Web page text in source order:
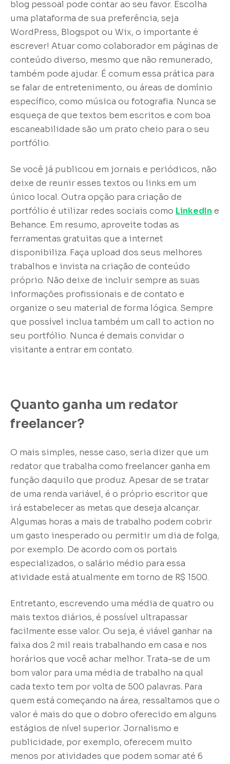
blog pessoal pode contar ao seu favor. Escolha
uma plataforma de sua preferência, seja
WordPress, Blogspot ou Wix, o importante é
escrever! Atuar como colaborador em páginas de
conteúdo diverso, mesmo que não remunerado,
também pode ajudar. É comum essa prática para
se falar de entretenimento, ou áreas de domínio
específico, como música ou fotografia. Nunca se
esqueça de que textos bem escritos e com boa
escaneabilidade são um prato cheio para o seu
portfólio.
Se você já publicou em jornais e periódicos, não
deixe de reunir esses textos ou links em um
único local. Outra opção para criação de
portfólio é utilizar redes sociais como LinkedIn e
Behance. Em resumo, aproveite todas as
ferramentas gratuitas que a internet
disponibiliza. Faça upload dos seus melhores
trabalhos e invista na criação de conteúdo
próprio. Não deixe de incluir sempre as suas
informações profissionais e de contato e
organize o seu material de forma lógica. Sempre
que possível inclua também um call to action no
seu portfólio. Nunca é demais convidar o
visitante a entrar em contato.
Quanto ganha um redator
freelancer?
O mais simples, nesse caso, seria dizer que um
redator que trabalha como freelancer ganha em
função daquilo que produz. Apesar de se tratar
de uma renda variável, é o próprio escritor que
irá estabelecer as metas que deseja alcançar.
Algumas horas a mais de trabalho podem cobrir
um gasto inesperado ou permitir um dia de folga,
por exemplo. De acordo com os portais
especializados, o salário médio para essa
atividade está atualmente em torno de R$ 1500.
Entretanto, escrevendo uma média de quatro ou
mais textos diários, é possível ultrapassar
facilmente esse valor. Ou seja, é viável ganhar na
faixa dos 2 mil reais trabalhando em casa e nos
horários que você achar melhor. Trata-se de um
bom valor para uma média de trabalho na qual
cada texto tem por volta de 500 palavras. Para
quem está começando na área, ressaltamos que o
valor é mais do que o dobro oferecido em alguns
estágios de nível superior. Jornalismo e
publicidade, por exemplo, oferecem muito
menos por atividades que podem somar até 6